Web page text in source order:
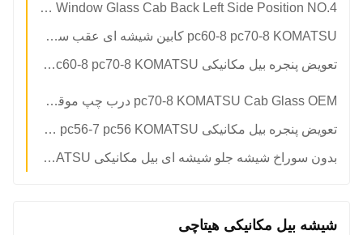
Temperature Resistant pc56-7 pc56 Excavator Window Glass Cab Back Left Side Position NO.4
pc60-8 pc70-8 KOMATSU کابین شیشه ای عقب سمت چپ موقعیت NO.4 مقاوم در برابر دما
تعویض پنجره بیل مکانیکی pc60-8 pc70-8 KOMATSU موقعیت سمت راست شماره 7 شیشه بزرگ
pc70-8 KOMATSU Cab Glass OEM درب چپ موقعیت پایین شماره 3 تعویض پنجره حفار
تعویض پنجره بیل مکانیکی pc56-7 pc56 KOMATSU موقعیت سمت راست شماره 8
بدون سوراخ شیشه جلو شیشه ای بیل مکانیکی KOMATSU کابین
شیشه بیل مکانیکی هیتاچی